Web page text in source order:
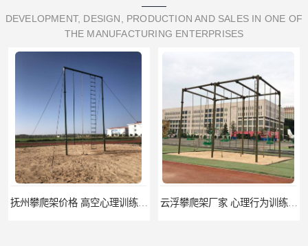
DEVELOPMENT, DESIGN, PRODUCTION AND SALES IN ONE OF
THE MANUFACTURING ENTERPRISES